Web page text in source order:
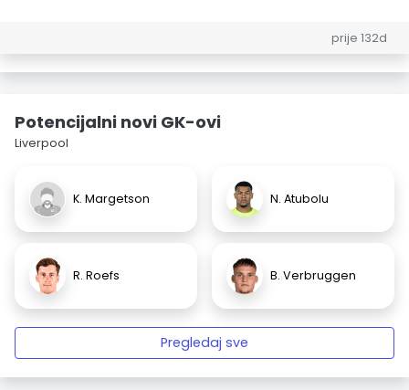
prije 132d
Potencijalni novi GK-ovi
Liverpool
K. Margetson N. Atubolu
R. Roefs B. Verbruggen
Pregledaj sve